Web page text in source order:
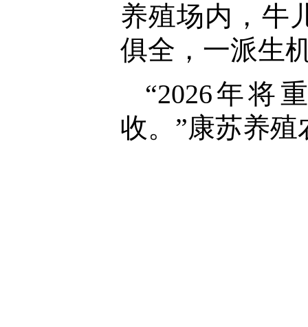
养殖场内，牛
俱全，一派生
“2026年将
收。”康苏养